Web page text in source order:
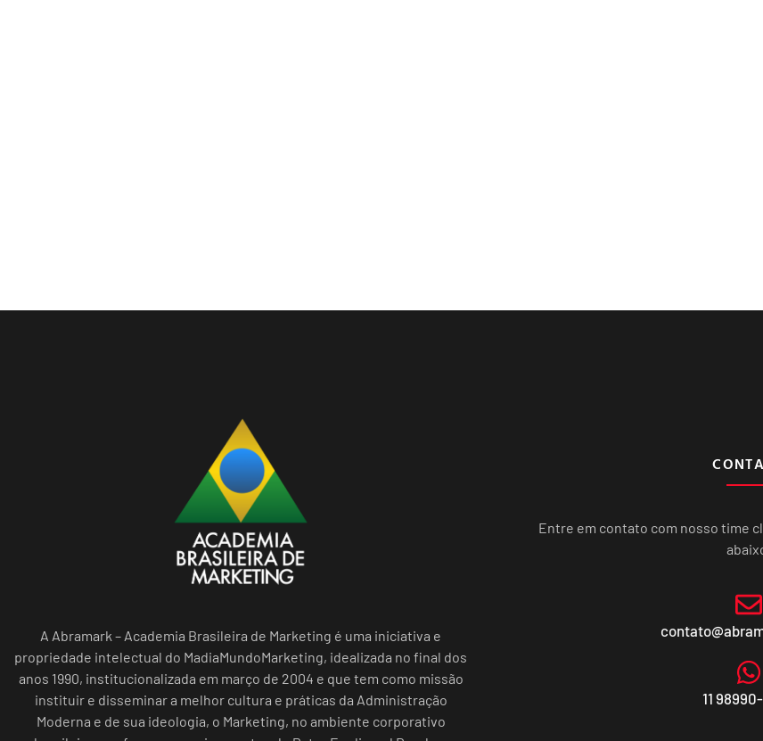
A Abramark – Academia Brasileira de Marketing é uma iniciativa e
propriedade intelectual do MadiaMundoMarketing, idealizada no final dos
anos 1990, institucionalizada em março de 2004 e que tem como missão
instituir e disseminar a melhor cultura e práticas da Administração
Moderna e de sua ideologia, o Marketing, no ambiente corporativo
Entre em contato com nosso time
11